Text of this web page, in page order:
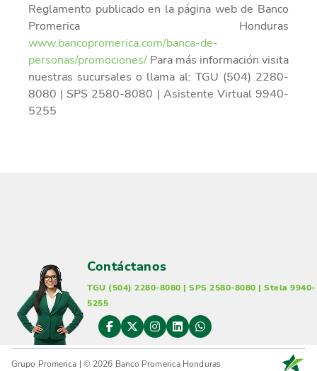
Reglamento publicado en la página web de Banco
Promerica Honduras
www.bancopromerica.com/banca-de-
personas/promociones/ Para más información visita
nuestras sucursales o llama al: TGU (504) 2280-
8080 | SPS 2580-8080 | Asistente Virtual 9940-
5255
Contáctanos
TGU (504) 2280-8080 | SPS 2580-8080 | Stela 9940-
5255
Grupo Promerica | © 2026 Banco Promerica Honduras